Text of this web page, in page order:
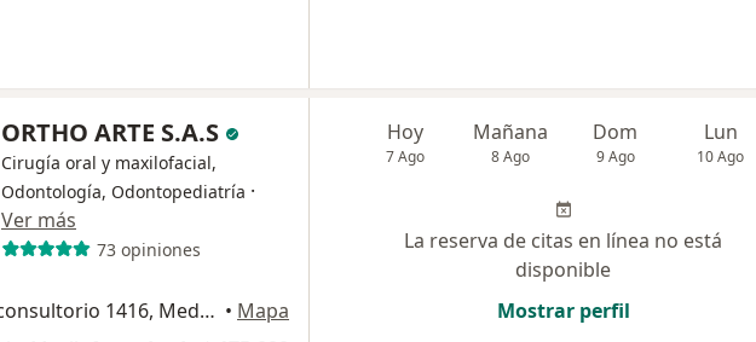
ORTHO ARTE S.A.S
Cirugía oral y maxilofacial,
Odontología, Odontopediatría ·
Ver más
73 opiniones
Calle 7 N 39-197 consultorio 1416, Medellín • Mapa
Hoy
7 Ago
Mañana
8 Ago
Dom
9 Ago
Lun
10 Ago
La reserva de citas en línea no está
disponible
Mostrar perfil